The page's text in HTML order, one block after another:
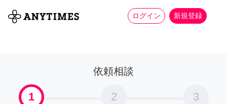
ログイン 新規登録
全て 家事 more_horiz
依頼相談
1 2 3